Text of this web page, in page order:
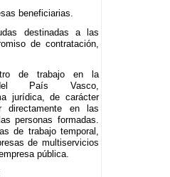
beneficiarias.
destinadas a las
de contratación,
de trabajo en la
País Vasco,
jurídica, de carácter
directamente en las
personas formadas.
de trabajo temporal,
de multiservicios
pública.